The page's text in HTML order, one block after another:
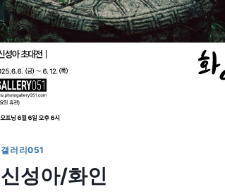
갤러리051
신성아/화인